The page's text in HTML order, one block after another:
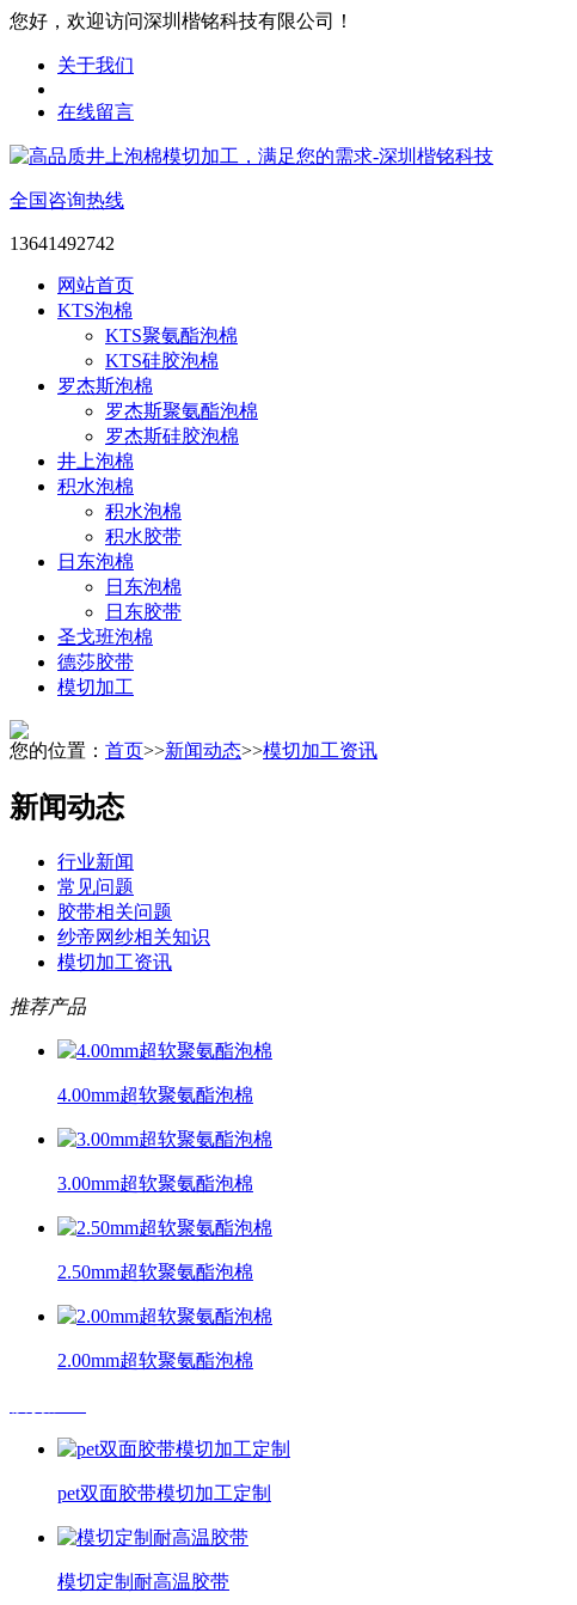
您好，欢迎访问深圳楷铭科技有限公司！
关于我们
在线留言
全国咨询热线
13641492742
网站首页
KTS泡棉
KTS聚氨酯泡棉
KTS硅胶泡棉
罗杰斯泡棉
罗杰斯聚氨酯泡棉
罗杰斯硅胶泡棉
井上泡棉
积水泡棉
积水泡棉
积水胶带
日东泡棉
日东泡棉
日东胶带
圣戈班泡棉
德莎胶带
模切加工
您的位置： 首页>>新闻动态>>模切加工资讯
新闻动态
行业新闻
常见问题
胶带相关问题
纱帝网纱相关知识
模切加工资讯
推荐产品
4.00mm超软聚氨酯泡棉
3.00mm超软聚氨酯泡棉
2.50mm超软聚氨酯泡棉
2.00mm超软聚氨酯泡棉
pet双面胶带模切加工定制
模切定制耐高温胶带